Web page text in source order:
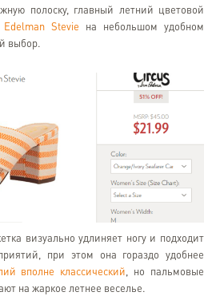
полоску, главный летний цветовой
Stevie на небольшом удобном
выбор.
визуально удлиняет ногу и подходит
при этом она гораздо удобнее
вполне классический, но пальмовые
на жаркое летнее веселье.